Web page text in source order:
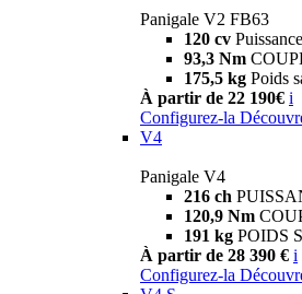
Panigale V2 FB63
120 cv Puissance
93,3 Nm
175,5 kg Poids
À partir de 22 190€ i
Configurez-la
V4
Panigale V4
216 ch
120,9 Nm
191 kg POIDS
À partir de 28 390 € i
Configurez-la